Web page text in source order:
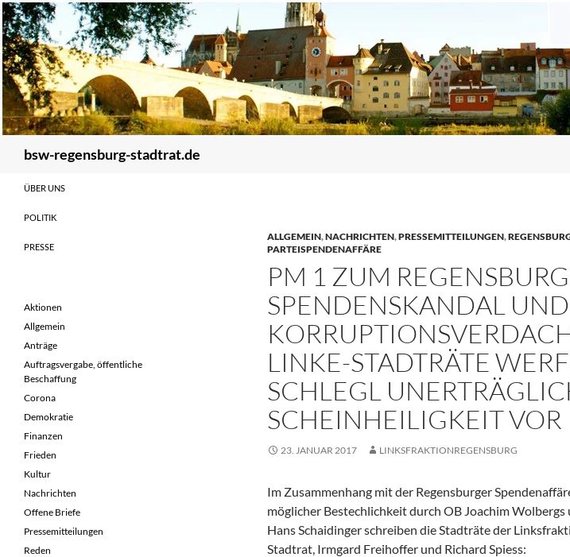
Zum
Inhalt
springen
bsw-regensburg-stadtrat.de
ALLGEMEIN,NACHRICHTEN,PRESSEMITTEILUNGEN,
PARTEISPENDENAFFÄRE
PM 1 ZUM
SPENDENSKANDAL UND
LINKE-STADTRÄTE
SCHLEGL
SCHEINHEILIGKEIT VOR
23. JANUAR 2017 LINKSFRAKTIONREGENSBURG
Im Zusammenhang mit der Regensburger
möglicher Bestechlichkeit durch OB Joachim
Hans Schaidinger schreiben die Stadträte der
Stadtrat, Irmgard Freihoffer und Richard Spiess:
ÜBER UNS
POLITIK
PRESSE
Aktionen
Allgemein
Anträge
Auftragsvergabe, öffentliche
Beschaffung
Corona
Demokratie
Finanzen
Frieden
Kultur
Nachrichten
Offene Briefe
Pressemitteilungen
Reden